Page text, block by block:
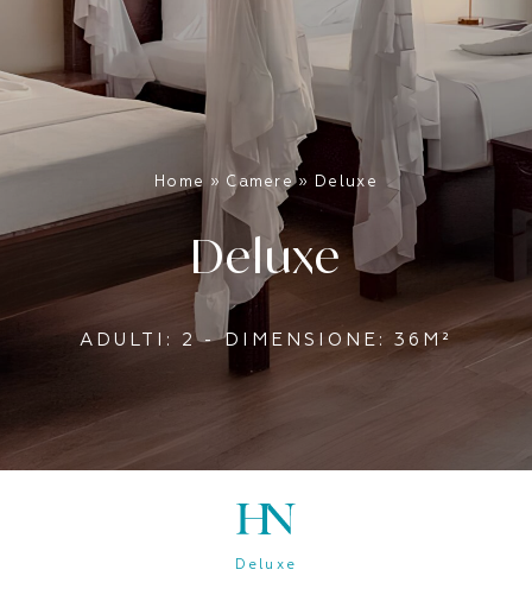
Home » Camere» Deluxe
Deluxe
ADULTI: 2 - DIMENSIONE: 36M²
Deluxe